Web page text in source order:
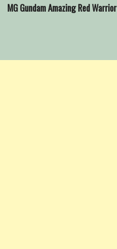
MG Gundam Amazing Red Warrior